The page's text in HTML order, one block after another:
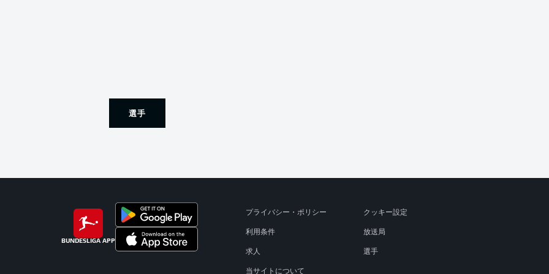
選手
BUNDESLIGA APP
プライバシー・ポリシー クッキー設定
利用条件 放送局
求人 選手
当サイトについて